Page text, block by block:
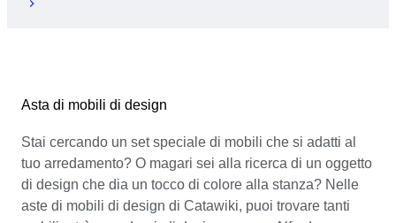
Asta di mobili di design
Stai cercando un set speciale di mobili che si adatti al
tuo arredamento? O magari sei alla ricerca di un oggetto
di design che dia un tocco di colore alla stanza? Nelle
aste di mobili di design di Catawiki, puoi trovare tanti